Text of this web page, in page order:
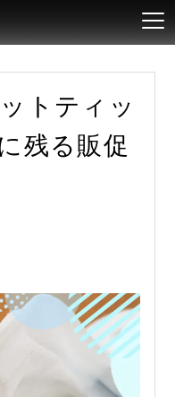
トティッ
残る販促